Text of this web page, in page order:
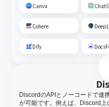
Canva
Cohere DeepL
Dify
DiscordのAPIとノーコードで連
が可能です。例えば、Discord